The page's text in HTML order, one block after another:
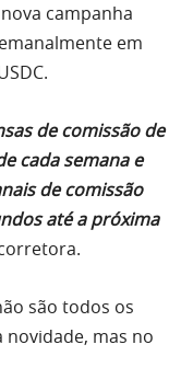
campanha
em
de comissão de
cada semana e
de comissão
até a próxima
são todos os
mas no